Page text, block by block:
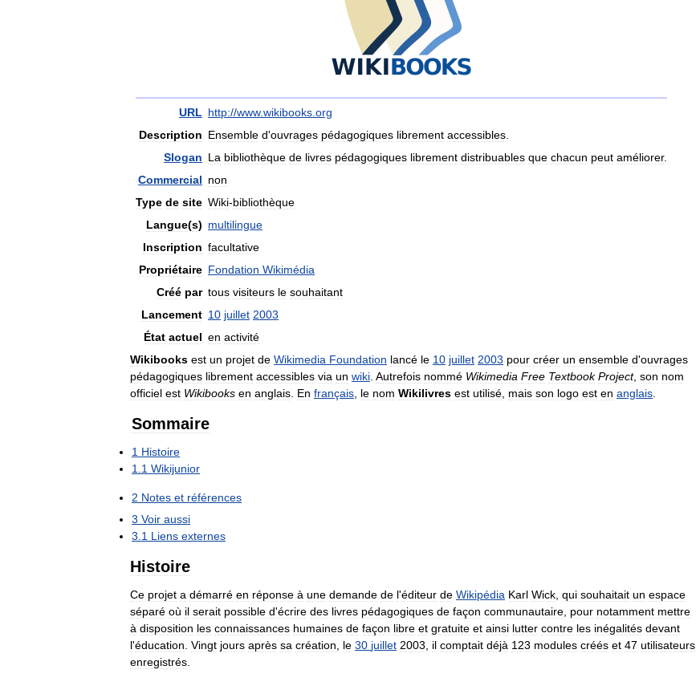
URL http://www.wikibooks org
Description Ensemble d'ouvrages pédagogiques librement accessibles
Slogan La bibliothèque de livres pédagogiques librement distribuables que chacun peut améliorer.
Commercial non
Type de site Wiki-bibliothèque
Langue(s) multilingue
Inscription facultative
Propriétaire Fondation Wikimédia
Créé par tous visiteurs le souhaitant
Lancement 10 juillet 2003
État actuel en activité
Wikibooks est un projet de Wikimedia Foundation lancé le 10 juillet 2003 pour créer un ensemble d'ouvrages
pédagogiques librement accessibles via un wiki Autrefois nommé Wikimedia Free Textbook Project, son nom
officiel est Wikibooks en anglais En français le nom Wikilivres est utilisé mais son logo est en anglais
Sommaire
1 Histoire
1 1 Wikijunior
2 Notes et références
3 Voir aussi
3 1 Liens externes
Histoire
Ce projet a démarré en réponse à une demande de l'éditeur de Wikipédia Karl Wick qui souhaitait un espace
séparé où il serait possible d'écrire des livres pédagogiques de façon communautaire pour notamment mettre
à disposition les connaissances humaines de façon libre et gratuite et ainsi lutter contre les inégalités devant
l'éducation Vingt jours après sa création le 30 juillet 2003 il comptait déjà 123 modules créés et 47 utilisateurs
enregistrés